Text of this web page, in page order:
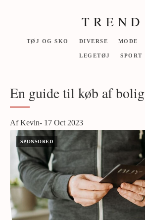
T R E N D
TØJ OG SKO DIVERSE MODE
LEGETØJ SPORT
En guide til køb af bolig
Af Kevin- 17 Oct 2023